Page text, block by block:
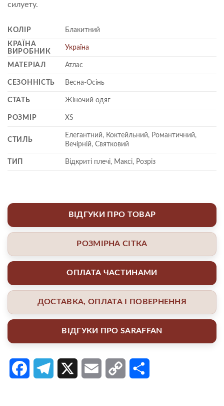
силуету.
КОЛІР
Блакитний
КРАЇНА
ВИРОБНИК
Україна
МАТЕРІАЛ Атлас
СЕЗОННІСТЬ Весна-Осінь
СТАТЬ Жіночий одяг
РОЗМІР XS
СТИЛЬ
Елегантний, Коктейльний, Романтичний,
Вечірній, Святковий
ТИП Відкриті плечі, Максі, Розріз
ВІДГУКИ ПРО ТОВАР
РОЗМІРНА СІТКА
ОПЛАТА ЧАСТИНАМИ
ДОСТАВКА, ОПЛАТА І ПОВЕРНЕННЯ
ВІДГУКИ ПРО SARAFFAN
FacebookTelegram Email Copy